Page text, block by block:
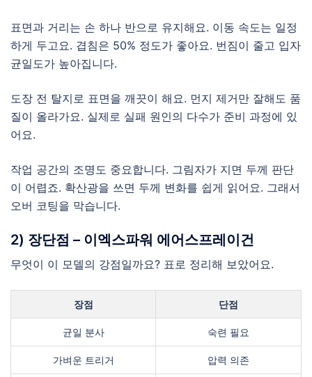
표면과 거리는 손 하나 반으로 유지해요. 이동 속도는 일정
하게 두고요. 겹침은 50% 정도가 좋아요. 번짐이 줄고 입자
균일도가 높아집니다.
도장 전 탈지로 표면을 깨끗이 해요. 먼지 제거만 잘해도 품
질이 올라가요. 실제로 실패 원인의 다수가 준비 과정에 있
어요.
작업 공간의 조명도 중요합니다. 그림자가 지면 두께 판단
이 어렵죠. 확산광을 쓰면 두께 변화를 쉽게 읽어요. 그래서
오버 코팅을 막습니다.
2) 장단점 – 이엑스파워 에어스프레이건
무엇이 이 모델의 강점일까요? 표로 정리해 보았어요.
장점 단점
균일 분사 숙련 필요
가벼운 트리거 압력 의존